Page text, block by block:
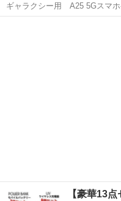
ギャラクシー用 A25 5Gスマホケー
望
【豪華13